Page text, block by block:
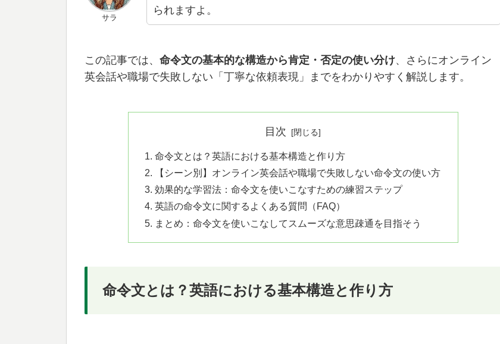
サラ
られますよ。
この記事では、 命令文の基本的な構造から肯定・否定の使い分け、さらにオンライン
英会話や職場で失敗しない「丁寧な依頼表現」までをわかりやすく解説します。
目次
命令文とは？英語における基本構造と作り方
【シーン別】オンライン英会話や職場で失敗しない命令文の使い方
効果的な学習法：命令文を使いこなすための練習ステップ
英語の命令文に関するよくある質問（FAQ）
まとめ：命令文を使いこなしてスムーズな意思疎通を目指そう
命令文とは？英語における基本構造と作り方